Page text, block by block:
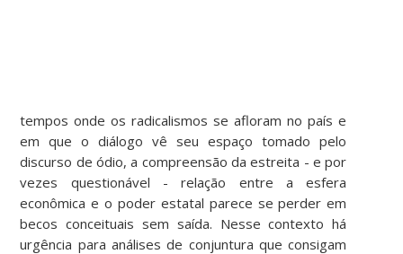
tempos onde os radicalismos se afloram no país e
em que o diálogo vê seu espaço tomado pelo
discurso de ódio, a compreensão da estreita - e por
vezes questionável - relação entre a esfera
econômica e o poder estatal parece se perder em
becos conceituais sem saída. Nesse contexto há
urgência para análises de conjuntura que consigam